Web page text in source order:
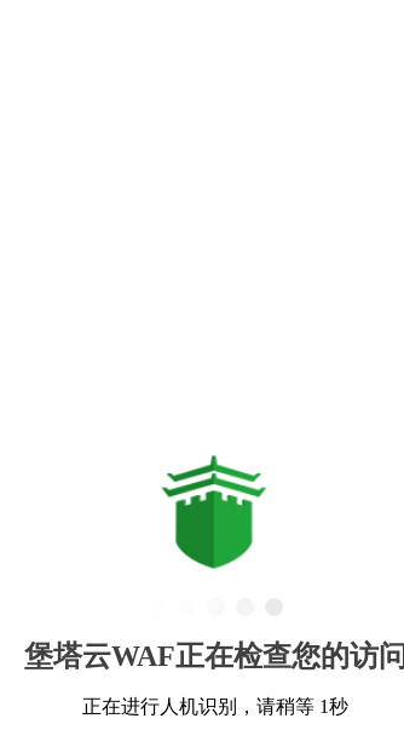
堡塔云WAF正在检查您的访问
正在进行人机识别，请稍等 1秒